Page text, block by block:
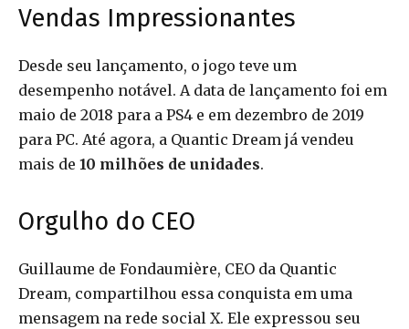
Vendas Impressionantes
Desde seu lançamento, o jogo teve um
desempenho notável. A data de lançamento foi em
maio de 2018 para a PS4 e em dezembro de 2019
para PC. Até agora, a Quantic Dream já vendeu
mais de 10 milhões de unidades.
Orgulho do CEO
Guillaume de Fondaumière, CEO da Quantic
Dream, compartilhou essa conquista em uma
mensagem na rede social X. Ele expressou seu